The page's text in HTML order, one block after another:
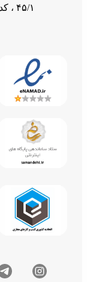
۴۵/۱ ، کد پستی: 1998994583